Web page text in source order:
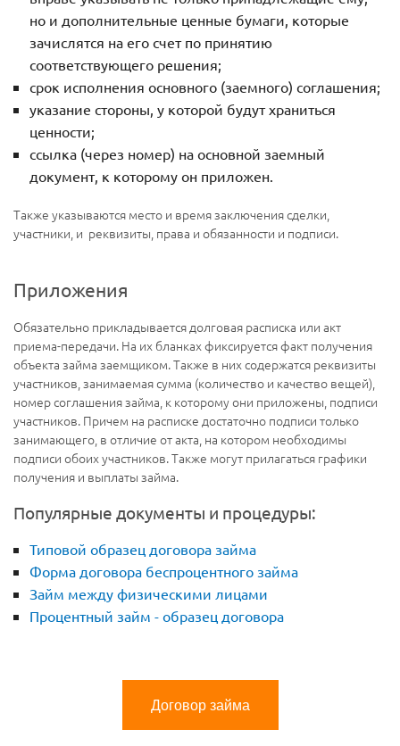
но и дополнительные ценные бумаги, которые
зачислятся на его счет по принятию
соответствующего решения;
срок исполнения основного (заемного) соглашения;
указание стороны, у которой будут храниться
ценности;
ссылка (через номер) на основной заемный
документ, к которому он приложен.
Также указываются место и время заключения сделки,
участники, и реквизиты, права и обязанности и подписи.
Приложения
Обязательно прикладывается долговая расписка или акт
приема-передачи. На их бланках фиксируется факт получения
объекта займа заемщиком. Также в них содержатся реквизиты
участников, занимаемая сумма (количество и качество вещей),
номер соглашения займа, к которому они приложены, подписи
участников. Причем на расписке достаточно подписи только
занимающего, в отличие от акта, на котором необходимы
подписи обоих участников. Также могут прилагаться графики
получения и выплаты займа.
Популярные документы и процедуры:
Типовой образец договора займа
Форма договора беспроцентного займа
Займ между физическими лицами
Процентный займ - образец договора
Договор займа